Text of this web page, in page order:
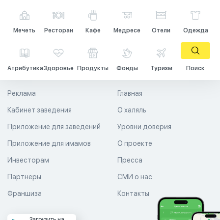
Мечеть Ресторан Кафе Медресе Отели Одежда
АтрибутикаЗдоровье Продукты Фонды Туризм Поиск
Главная
О халяль
Уровни доверия
Реклама
Кабинет заведения
Приложение для заведений
Приложение для имамов О проекте
Пресса
СМИ о нас
Контакты
Инвесторам
Партнеры
Франшиза